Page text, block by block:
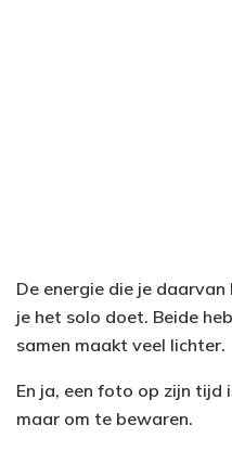
De energie die je
je het solo doet. Beide
samen maakt veel lichter.
En ja, een foto op zijn tijd
maar om te bewaren.